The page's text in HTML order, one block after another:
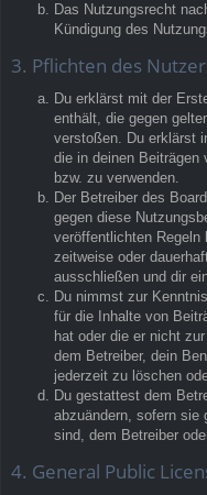
Das Nutzungsrecht
Kündigung des
3. Pflichten des
Du erklärst mit der
enthält, die gegen
verstoßen. Du erklärst
die in deinen Beiträgen
bzw. zu verwenden.
Der Betreiber des
gegen diese
veröffentlichten Regeln
zeitweise oder
ausschließen und dir
Du nimmst zur
für die Inhalte von
hat oder die er nicht
dem Betreiber, dein
jederzeit zu löschen
Du gestattest dem
abzuändern, sofern sie
sind, dem Betreiber
4. General Public